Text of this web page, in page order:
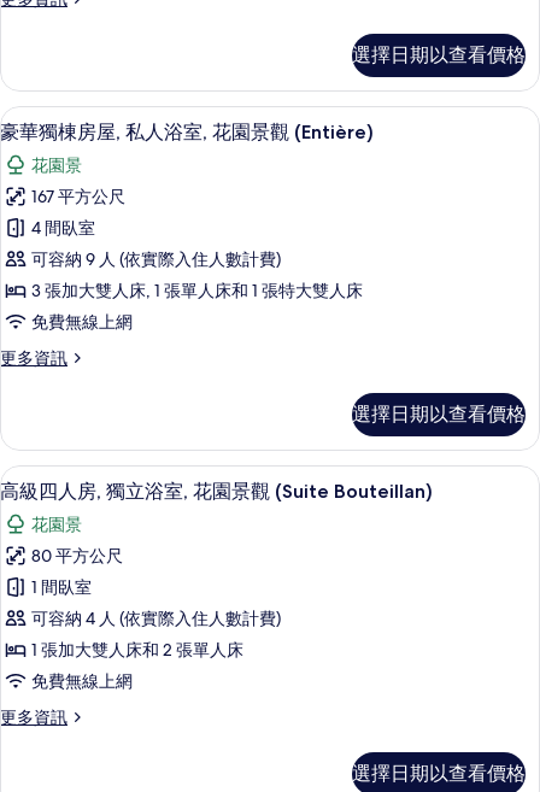
立
室,
公
園
景
觀
(Pichloine)
的
所
有
相
雙
人
房,
獨
立
浴
室,
公
園
景
觀
(Pichloine)
詳
選擇日期以查看價格
顯
示
豪
華
獨
棟
房
私
浴
室,
花
園
景
觀
(Entière)
的
所
有
豪華獨棟房屋, 私人浴室, 花園景觀
26
豪華獨棟房屋, 私人浴室, 花園景觀 (Entière)
花園景
167 平方公尺
4 間臥室
可容納 9 人 (依實際入住人數計費)
3 張加大雙人床, 1 張單人床和 1 張特大雙人床
免費無線上網
更多資訊
更
獨
棟
房
屋,
私
人
浴
室,
花
園
景
觀
(Entière)
的
選擇日期以查看價格
顯
示
高
級
四
人
房,
立
高級四人房, 獨立浴室, 花園景觀
11
高級四人房, 獨立浴室, 花園景觀 (Suite Bouteillan)
花園景
80 平方公尺
1 間臥室
可容納 4 人 (依實際入住人數計費)
1 張加大雙人床和 2 張單人床
免費無線上網
更多資訊
更
選擇日期以查看價格